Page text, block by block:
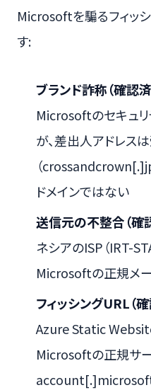
Microsoftを騙るフィッ
す:
ブランド詐称（確認
Microsoftのセキュリ
が、差出人アドレス
（
ドメインではない
送信元の不整合（確
ネシアのISP（IRT-
Microsoftの正規メ
フィッシングURL（
Azure Static
Microsoftの正規サ